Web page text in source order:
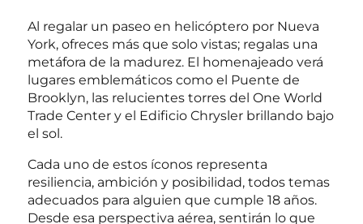
Al regalar un paseo en helicóptero por Nueva
York, ofreces más que solo vistas; regalas una
metáfora de la madurez. El homenajeado verá
lugares emblemáticos como el Puente de
Brooklyn, las relucientes torres del One World
Trade Center y el Edificio Chrysler brillando bajo
el sol.
Cada uno de estos íconos representa
resiliencia, ambición y posibilidad, todos temas
adecuados para alguien que cumple 18 años.
Desde esa perspectiva aérea, sentirán lo que